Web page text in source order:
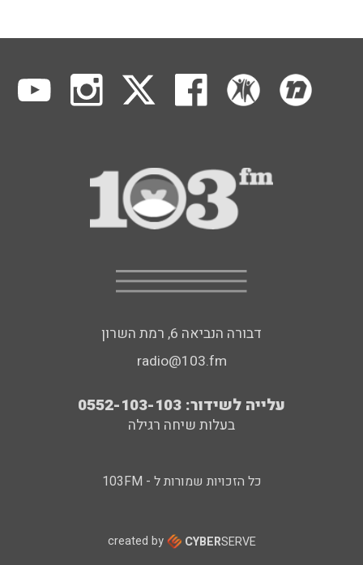
דבורה הנביאה 6, רמת השרון
radio@103.fm
עלייה לשידור: 0552-103-103
בעלות שיחה רגילה
כל הזכויות שמורות ל - 103FM
created by CYBERSERVE